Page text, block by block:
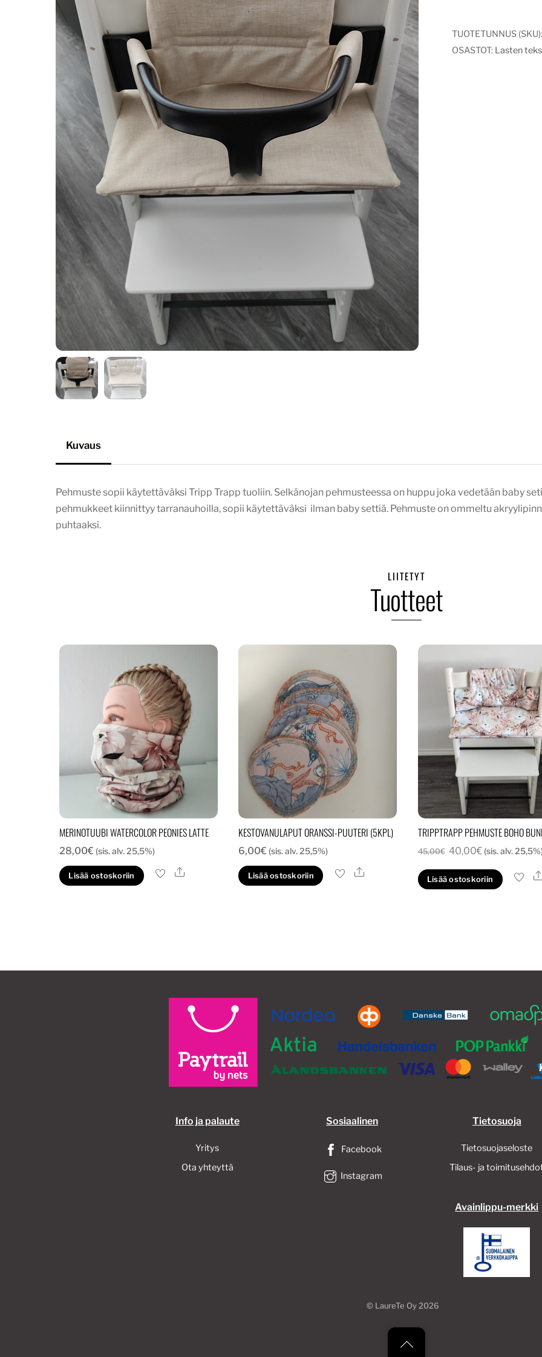
määrä
TUOTETUNNUS
OSASTOT: Lasten
Kuvaus
Pehmuste sopii käytettäväksi Tripp Trapp tuoliin. Selkänojan pehmusteessa on huppu joka vedetään baby
pehmukkeet kiinnittyy tarranauhoilla, sopii käytettäväksi ilman baby settiä. Pehmuste on ommeltu
puhtaaksi.
LIITETYT
Tuotteet
MERINOTUUBI WATERCOLOR PEONIES LATTE
28,00€ (sis. alv. 25,5%)
Lisää ostoskoriin Ale
KESTOVANULAPUT ORANSSI-PUUTERI (5KPL)
6,00€ (sis. alv. 25,5%)
Lisää ostoskoriin Ale
TRIPPTRAPP PEHMUSTE BOHO
45,00€ Alkuperäinen
oli:
40,00€Nykyinen
on:
(sis. alv.
Lisää ostoskoriin
Info ja palaute
Yritys
Ota yhteyttä
Sosiaalinen
Facebook
Instagram
Tietosuoja
Tietosuojaseloste
Tilaus- ja
Avainlippu-merkki
Back
© LaureTe Oy2026